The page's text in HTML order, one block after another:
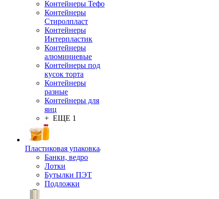
Контейнеры Тефо
Контейнеры
Стиролпласт
Контейнеры
Интерпластик
Контейнеры
алюминиевые
Контейнеры под
кусок торта
Контейнеры
разные
Контейнеры для
яиц
+ ЕЩЕ 1
Пластиковая упаковка
Банки, ведро
Лотки
Бутылки ПЭТ
Подложки